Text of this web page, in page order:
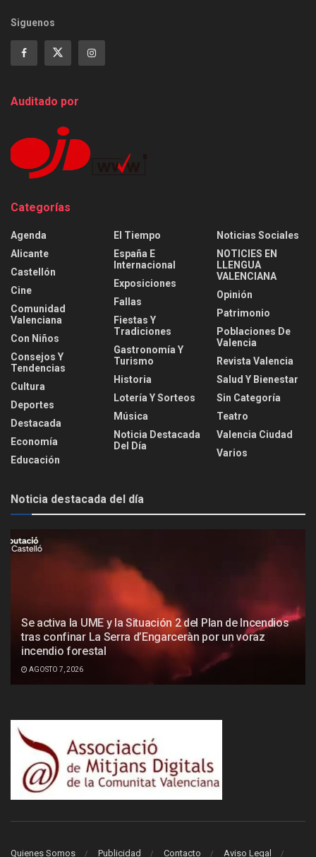
Siguenos
Auditado por
Categorías
Agenda
Alicante
Castellón
Cine
Comunidad
Valenciana
Con Niños
Consejos Y
Tendencias
Cultura
Deportes
Destacada
Economía
Educación
El Tiempo
España E
Internacional
Exposiciones
Fallas
Fiestas Y
Tradiciones
Gastronomía Y
Turismo
Historia
Lotería Y Sorteos
Música
Noticia Destacada
Del Día
Noticias Sociales
NOTICIES EN
LLENGUA
VALENCIANA
Opinión
Patrimonio
Poblaciones De
Valencia
Revista Valencia
Salud Y Bienestar
Sin Categoría
Teatro
Valencia Ciudad
Varios
Noticia destacada del día
Se activa la UME y la Situación 2 del Plan de Incendios
tras confinar La Serra d’Engarceràn por un voraz
incendio forestal
AGOSTO 7, 2026
Quienes Somos Publicidad Contacto Aviso Legal